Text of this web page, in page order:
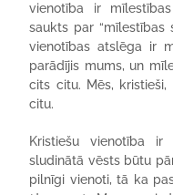
vienotība ir
saukts par “mīlestības
vienotības atslēga ir
parādījis mums, un
cits citu. Mēs,
citu.
Kristiešu vienotība ir
sludinātā vēsts būtu
pilnīgi vienoti, tā ka